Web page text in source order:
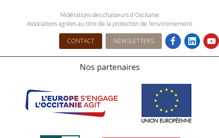
Fédérations des chasseurs d'Occitanie
Associations agrées au titre de la protection de l’environnement
CONTACT NEWSLETTERS
Nos partenaires